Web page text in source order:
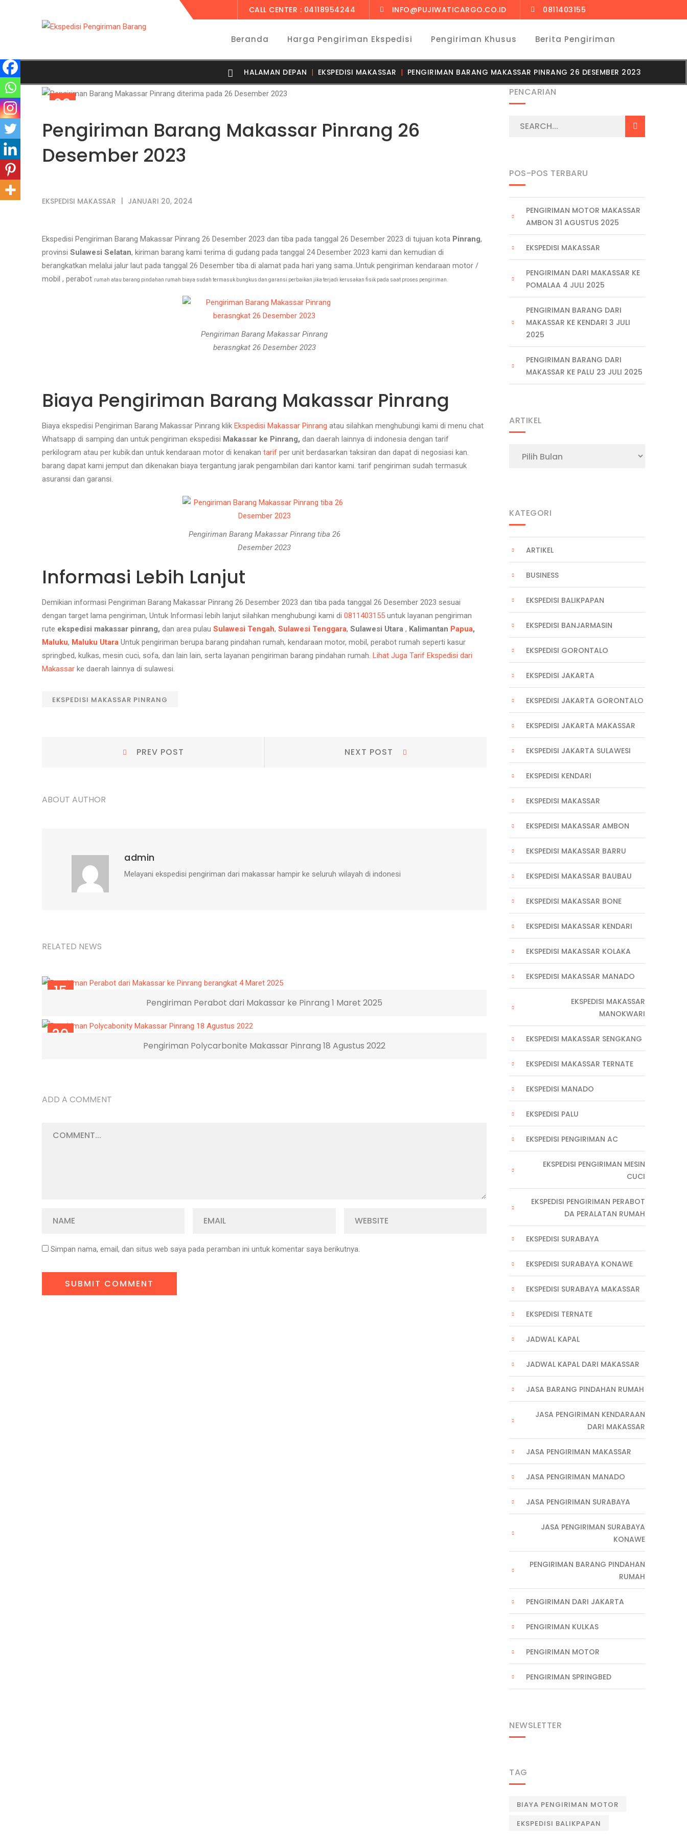
CALL CENTER : 04118954244 INFO@PUJIWATICARGO.CO.ID 0811403155
Beranda Harga Pengiriman Ekspedisi Pengiriman Khusus Berita Pengiriman
HALAMAN DEPAN EKSPEDISI MAKASSAR PENGIRIMAN BARANG MAKASSAR PINRANG 26 DESEMBER 2023
20
Pengiriman Barang Makassar Pinrang 26
Desember 2023
EKSPEDISI MAKASSAR JANUARI 20, 2024
Ekspedisi Pengiriman Barang Makassar Pinrang 26 Desember 2023 dan tiba pada tanggal 26 Desember 2023 di tujuan kota Pinrang,
provinsi Sulawesi Selatan, kiriman barang kami terima di gudang pada tanggal 24 Desember 2023 kami dan kemudian di
berangkatkan melalui jalur laut pada tanggal 26 Desember tiba di alamat pada hari yang sama..Untuk pengiriman kendaraan motor /
mobil , perabot rumah atau barang pindahan rumah biaya sudah termasuk bungkus dan garansi perbaikan jika terjadi kerusakan fisik pada saat proses pengiriman.
Pengiriman Barang Makassar Pinrang
berasngkat 26 Desember 2023
Biaya Pengiriman Barang Makassar Pinrang
Biaya ekspedisi Pengiriman Barang Makassar Pinrang klik Ekspedisi Makassar Pinrang atau silahkan menghubungi kami di menu chat
Whatsapp di samping dan untuk pengiriman ekspedisi Makassar ke Pinrang, dan daerah lainnya di indonesia dengan tarif
perkilogram atau per kubik.dan untuk kendaraan motor di kenakan tarif per unit berdasarkan taksiran dan dapat di negosiasi kan.
barang dapat kami jemput dan dikenakan biaya tergantung jarak pengambilan dari kantor kami. tarif pengiriman sudah termasuk
asuransi dan garansi.
Pengiriman Barang Makassar Pinrang tiba 26
Desember 2023
Informasi Lebih Lanjut
Demikian informasi Pengiriman Barang Makassar Pinrang 26 Desember 2023 dan tiba pada tanggal 26 Desember 2023 sesuai
dengan target lama pengiriman, Untuk Informasi lebih lanjut silahkan menghubungi kami di 0811403155 untuk layanan pengiriman
rute ekspedisi makassar pinrang, dan area pulau Sulawesi Tengah, Sulawesi Tenggara, Sulawesi Utara , Kalimantan Papua,
Maluku, Maluku Utara Untuk pengiriman berupa barang pindahan rumah, kendaraan motor, mobil, perabot rumah seperti kasur
springbed, kulkas, mesin cuci, sofa, dan lain lain, serta layanan pengiriman barang pindahan rumah. Lihat Juga Tarif Ekspedisi dari
Makassar ke daerah lainnya di sulawesi.
EKSPEDISI MAKASSAR PINRANG
PREV POST NEXT POST Post:
ABOUT AUTHOR
admin
Melayani ekspedisi pengiriman dari makassar hampir ke seluruh wilayah di indonesi
RELATED NEWS
15
Pengiriman Perabot dari Makassar ke Pinrang 1 Maret 2025
20
Pengiriman Polycarbonite Makassar Pinrang 18 Agustus 2022
ADD A COMMENT
Simpan nama, email, dan situs web saya pada peramban ini untuk komentar saya berikutnya.
PENCARIAN
POS-POS TERBARU
PENGIRIMAN MOTOR MAKASSAR
AMBON 31 AGUSTUS 2025
EKSPEDISI MAKASSAR
PENGIRIMAN DARI MAKASSAR KE
POMALAA 4 JULI 2025
PENGIRIMAN BARANG DARI
MAKASSAR KE KENDARI 3 JULI
2025
PENGIRIMAN BARANG DARI
MAKASSAR KE PALU 23 JULI 2025
ARTIKEL
KATEGORI
ARTIKEL
BUSINESS
EKSPEDISI BALIKPAPAN
EKSPEDISI BANJARMASIN
EKSPEDISI GORONTALO
EKSPEDISI JAKARTA
EKSPEDISI JAKARTA GORONTALO
EKSPEDISI JAKARTA MAKASSAR
EKSPEDISI JAKARTA SULAWESI
EKSPEDISI KENDARI
EKSPEDISI MAKASSAR
EKSPEDISI MAKASSAR AMBON
EKSPEDISI MAKASSAR BARRU
EKSPEDISI MAKASSAR BAUBAU
EKSPEDISI MAKASSAR BONE
EKSPEDISI MAKASSAR KENDARI
EKSPEDISI MAKASSAR KOLAKA
EKSPEDISI MAKASSAR MANADO
EKSPEDISI MAKASSAR
MANOKWARI
EKSPEDISI MAKASSAR SENGKANG
EKSPEDISI MAKASSAR TERNATE
EKSPEDISI MANADO
EKSPEDISI PALU
EKSPEDISI PENGIRIMAN AC
EKSPEDISI PENGIRIMAN MESIN
CUCI
EKSPEDISI PENGIRIMAN PERABOT
DA PERALATAN RUMAH
EKSPEDISI SURABAYA
EKSPEDISI SURABAYA KONAWE
EKSPEDISI SURABAYA MAKASSAR
EKSPEDISI TERNATE
JADWAL KAPAL
JADWAL KAPAL DARI MAKASSAR
JASA BARANG PINDAHAN RUMAH
JASA PENGIRIMAN KENDARAAN
DARI MAKASSAR
JASA PENGIRIMAN MAKASSAR
JASA PENGIRIMAN MANADO
JASA PENGIRIMAN SURABAYA
JASA PENGIRIMAN SURABAYA
KONAWE
PENGIRIMAN BARANG PINDAHAN
RUMAH
PENGIRIMAN DARI JAKARTA
PENGIRIMAN KULKAS
PENGIRIMAN MOTOR
PENGIRIMAN SPRINGBED
NEWSLETTER
TAG
BIAYA PENGIRIMAN MOTOR
EKSPEDISI BALIKPAPAN